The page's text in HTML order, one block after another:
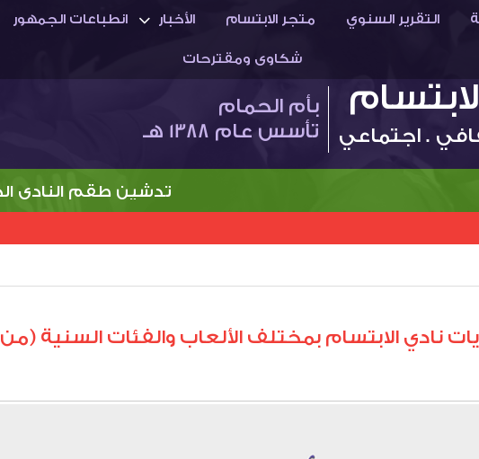
التقرير السنوي متجر الابتسام الأخبار انطباعات الجمهور
شكاوى ومقترحات
. اجتماعي
بأم الحمام
تأسس عام 1388 هـ
تدشين طقم النادي الجديد
الابتسام بمختلف الألعاب والفئات السنية (من 3 حتى 9 ديسمبر 2017)